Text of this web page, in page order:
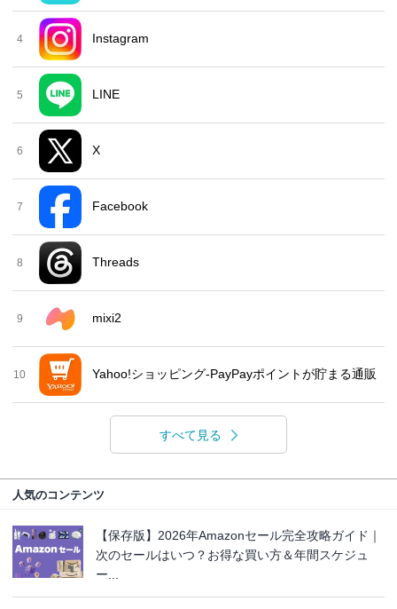
4 Instagram
5 LINE
6 X
7 Facebook
8 Threads
9 mixi2
10 Yahoo!ショッピング-PayPayポイントが貯まる通販
すべて見る
人気のコンテンツ
【保存版】2026年Amazonセール完全攻略ガイド｜
次のセールはいつ？お得な買い方＆年間スケジュ
ー...